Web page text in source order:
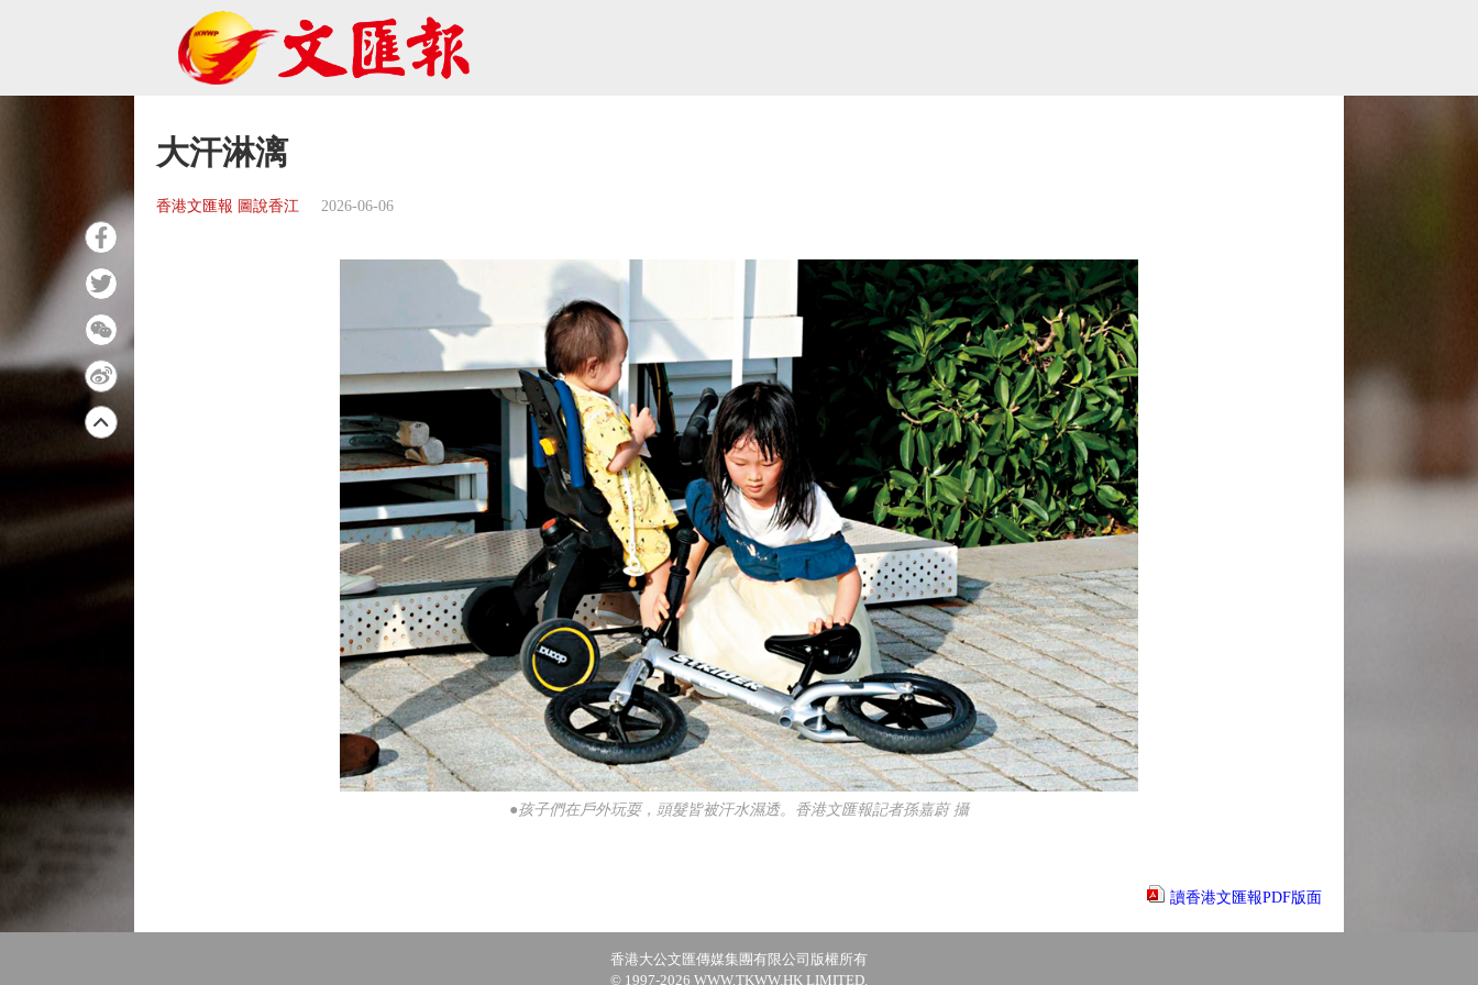
大汗淋漓
香港文匯報 圖說香江 2026-06-06
●孩子們在戶外玩耍，頭髮皆被汗水濕透。香港文匯報記者孫嘉蔚 攝
讀香港文匯報PDF版面
香港大公文匯傳媒集團有限公司版權所有
© 1997-2026 WWW.TKWW.HK LIMITED.